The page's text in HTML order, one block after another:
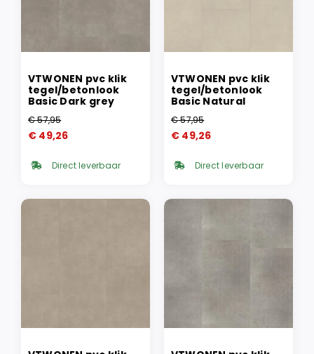
VTWONEN pvc klik
tegel/betonlook
Basic Dark grey
€57,95
Oorspronkelijke
was:
€ 49,26
Huidige
is: Direct leverbaar
VTWONEN pvc klik
tegel/betonlook
Basic Natural
€57,95
Oorspronkelijke
was:
€ 49,26
Huidige
is: Direct leverbaar